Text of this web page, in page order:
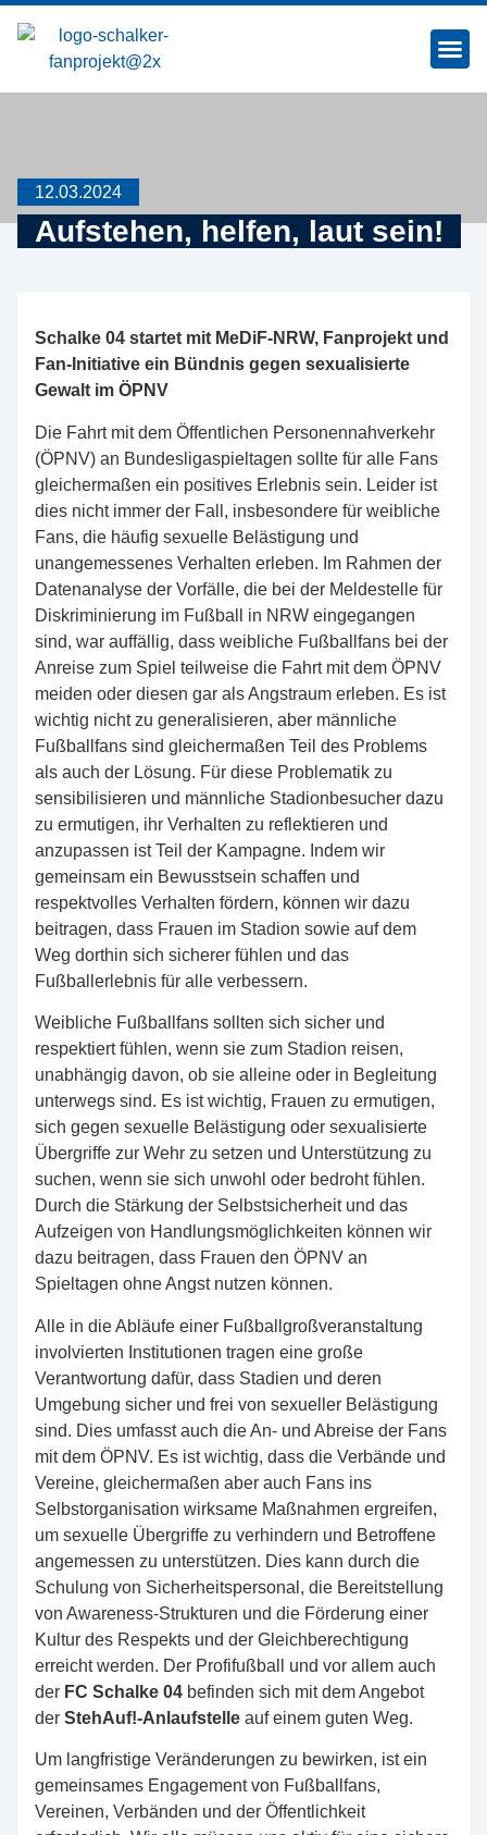
12.03.2024
Aufstehen, helfen, laut sein!
Schalke 04 startet mit MeDiF-NRW, Fanprojekt und
Fan-Initiative ein Bündnis gegen sexualisierte
Gewalt im ÖPNV
Die Fahrt mit dem Öffentlichen Personennahverkehr
(ÖPNV) an Bundesligaspieltagen sollte für alle Fans
gleichermaßen ein positives Erlebnis sein. Leider ist
dies nicht immer der Fall, insbesondere für weibliche
Fans, die häufig sexuelle Belästigung und
unangemessenes Verhalten erleben. Im Rahmen der
Datenanalyse der Vorfälle, die bei der Meldestelle für
Diskriminierung im Fußball in NRW eingegangen
sind, war auffällig, dass weibliche Fußballfans bei der
Anreise zum Spiel teilweise die Fahrt mit dem ÖPNV
meiden oder diesen gar als Angstraum erleben. Es ist
wichtig nicht zu generalisieren, aber männliche
Fußballfans sind gleichermaßen Teil des Problems
als auch der Lösung. Für diese Problematik zu
sensibilisieren und männliche Stadionbesucher dazu
zu ermutigen, ihr Verhalten zu reflektieren und
anzupassen ist Teil der Kampagne. Indem wir
gemeinsam ein Bewusstsein schaffen und
respektvolles Verhalten fördern, können wir dazu
beitragen, dass Frauen im Stadion sowie auf dem
Weg dorthin sich sicherer fühlen und das
Fußballerlebnis für alle verbessern.
Weibliche Fußballfans sollten sich sicher und
respektiert fühlen, wenn sie zum Stadion reisen,
unabhängig davon, ob sie alleine oder in Begleitung
unterwegs sind. Es ist wichtig, Frauen zu ermutigen,
sich gegen sexuelle Belästigung oder sexualisierte
Übergriffe zur Wehr zu setzen und Unterstützung zu
suchen, wenn sie sich unwohl oder bedroht fühlen.
Durch die Stärkung der Selbstsicherheit und das
Aufzeigen von Handlungsmöglichkeiten können wir
dazu beitragen, dass Frauen den ÖPNV an
Spieltagen ohne Angst nutzen können.
Alle in die Abläufe einer Fußballgroßveranstaltung
involvierten Institutionen tragen eine große
Verantwortung dafür, dass Stadien und deren
Umgebung sicher und frei von sexueller Belästigung
sind. Dies umfasst auch die An- und Abreise der Fans
mit dem ÖPNV. Es ist wichtig, dass die Verbände und
Vereine, gleichermaßen aber auch Fans ins
Selbstorganisation wirksame Maßnahmen ergreifen,
um sexuelle Übergriffe zu verhindern und Betroffene
angemessen zu unterstützen. Dies kann durch die
Schulung von Sicherheitspersonal, die Bereitstellung
von Awareness-Strukturen und die Förderung einer
Kultur des Respekts und der Gleichberechtigung
erreicht werden. Der Profifußball und vor allem auch
der FC Schalke 04 befinden sich mit dem Angebot
der StehAuf!-Anlaufstelle auf einem guten Weg.
Um langfristige Veränderungen zu bewirken, ist ein
gemeinsames Engagement von Fußballfans,
Vereinen, Verbänden und der Öffentlichkeit